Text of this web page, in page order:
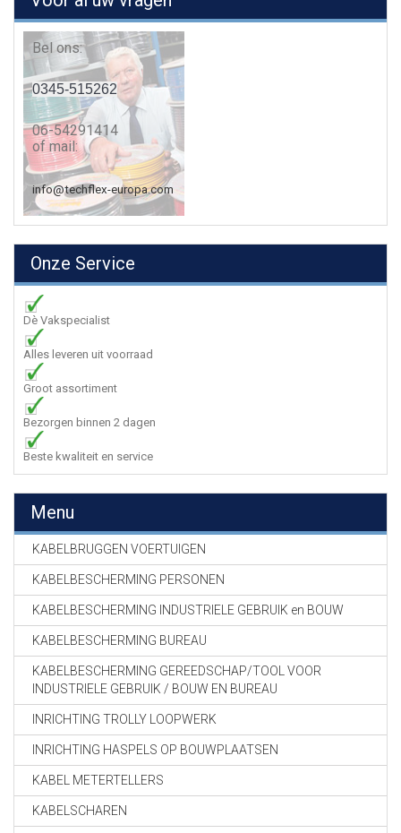
Bel ons:
0345-515262
06-54291414
of mail:
info@techflex-europa.com
Onze Service
Dè Vakspecialist
Alles leveren uit voorraad
Groot assortiment
Bezorgen binnen 2 dagen
Beste kwaliteit en service
Menu
KABELBRUGGEN VOERTUIGEN
KABELBESCHERMING PERSONEN
KABELBESCHERMING INDUSTRIELE GEBRUIK en BOUW
KABELBESCHERMING BUREAU
KABELBESCHERMING GEREEDSCHAP/TOOL VOOR
INDUSTRIELE GEBRUIK / BOUW EN BUREAU
INRICHTING TROLLY LOOPWERK
INRICHTING HASPELS OP BOUWPLAATSEN
KABEL METERTELLERS
KABELSCHAREN